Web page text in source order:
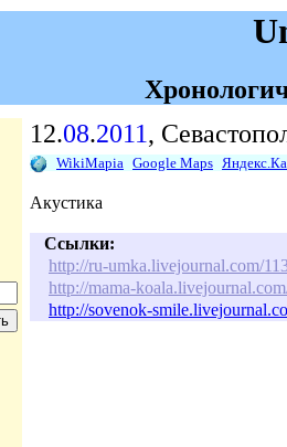
12.08.2011,
WikiMapia Google Maps
Акустика
Ссылки:
http://ru-umka.livejournal.com/
http://mama-
http://sovenok-